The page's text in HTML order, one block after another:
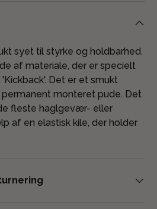
syet til styrke og holdbarhed.
af materiale, der er specielt
Det er et smukt
monteret pude. Det
fleste haglgevær- eller
af en elastisk kile, der holder